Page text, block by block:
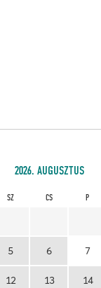
2026. AUGUSZTUS
SZ CS P
5 6 7
12 13 14